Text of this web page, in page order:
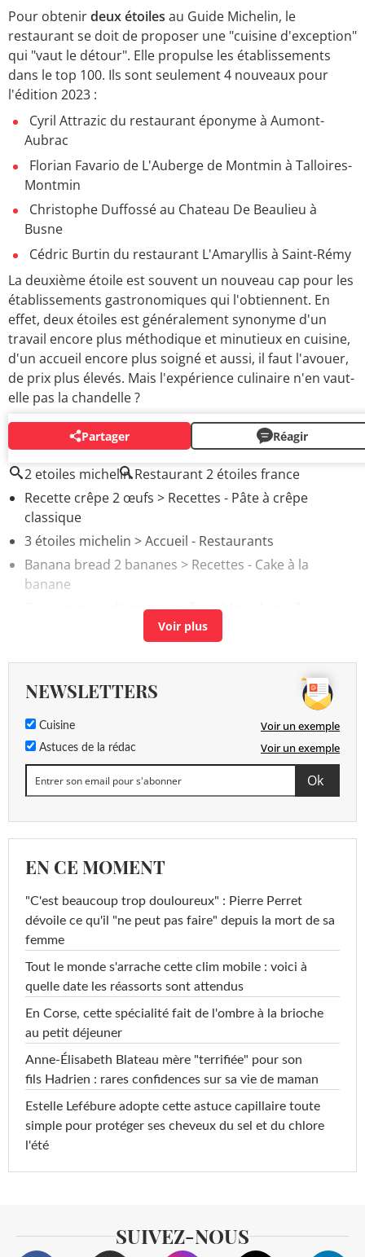
Pour obtenirdeux étoiles au Guide Michelin, le
restaurant se doit de proposer une "cuisine d'exception"
qui "vaut le détour". Elle propulse les établissements
dans le top 100. Ils sont seulement 4 nouveaux pour
l'édition 2023 :
Cyril Attrazic du restaurant éponyme à Aumont-
Aubrac
Florian Favario de L'Auberge de Montmin à Talloires-
Montmin
Christophe Duffossé au Chateau De Beaulieu à
Busne
Cédric Burtin du restaurant L'Amaryllis à Saint-Rémy
La deuxième étoile est souvent un nouveau cap pour les
établissements gastronomiques qui l'obtiennent. En
effet, deux étoiles est généralement synonyme d'un
travail encore plus méthodique et minutieux en cuisine,
d'un accueil encore plus soigné et aussi, il faut l'avouer,
de prix plus élevés. Mais l'expérience culinaire n'en vaut-
elle pas la chandelle ?
Partager Réagir
AUTOUR DU MÊME SUJET
2 etoiles michelin Restaurant 2 étoiles france
Recette crêpe 2 œufs > Recettes - Pâte à crêpe
classique
3 étoiles michelin > Accueil - Restaurants
Banana bread 2 bananes > Recettes - Cake à la
banane
Cuisson gigot d'agneau au four 2 kg
NEWSLETTERS
Cuisine Voir un exemple
Astuces de la rédac Voir un exemple
EN CE MOMENT
"C'est beaucoup trop douloureux" : Pierre Perret
dévoile ce qu'il "ne peut pas faire" depuis la mort de sa
femme
Tout le monde s'arrache cette clim mobile : voici à
quelle date les réassorts sont attendus
En Corse, cette spécialité fait de l'ombre à la brioche
au petit déjeuner
Anne-Élisabeth Blateau mère "terrifiée" pour son
fils Hadrien : rares confidences sur sa vie de maman
Estelle Lefébure adopte cette astuce capillaire toute
simple pour protéger ses cheveux du sel et du chlore
l'été
SUIVEZ-NOUS